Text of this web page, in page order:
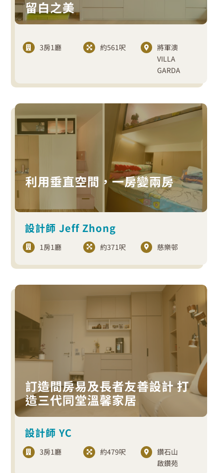
留白之美
3房1廳 約561呎
將軍澳
VILLA
GARDA
利用垂直空間，一房變兩房
設計師 Jeff Zhong
1房1廳 約371呎 慈樂邨
訂造間房易及長者友善設計 打
造三代同堂溫馨家居
設計師 YC
3房1廳 約479呎
鑽石山
啟鑽苑